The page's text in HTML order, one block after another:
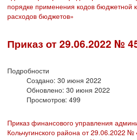
порядке применения кодов бюджетной
расходов бюджетов»
Приказ от 29.06.2022 №
Подробности
Создано: 30 июня 2022
Обновлено: 30 июня 2022
Просмотров: 499
Приказ финансового управления
Кольчугинского района от 29.06.2022